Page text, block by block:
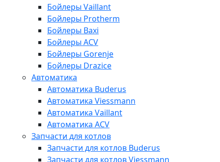
Бойлеры Vaillant
Бойлеры Protherm
Бойлеры Baxi
Бойлеры ACV
Бойлеры Gorenje
Бойлеры Drazice
Автоматика
Автоматика Buderus
Автоматика Viessmann
Автоматика Vaillant
Автоматика ACV
Запчасти для котлов
Запчасти для котлов Buderus
Запчасти для котлов Viessmann